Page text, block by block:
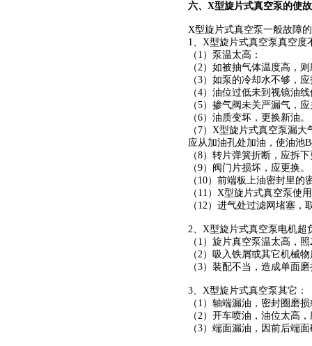
六、 X型旋片式真空泵的使
X型旋片式真空泵一般故障
1、 X型旋片式真空泵真空度
（1）泵温太高：
（2）如被抽气体温度高，
（3）如泵的冷却水不够，
（4）油位过低未到视镜油
（5）掺气阀未关严漏气，
（6）油质变坏，更换新油。
（7） X型旋片式真空泵漏大
应从加油孔处加油，使油池
（8）转片弹簧折断，应拆
（9）阀门片损坏，应更换。
（10）前端板上油密封里
（11） X型旋片式真空泵使
（12）进气处过滤网堵塞，
2、 X型旋片式真空泵 电机超
（1） 旋片真空泵温太高，照
（2）吸入铁屑或其它机械
（3）装配不当，造成单面
3、 X型旋片式真空泵其它：
（1）轴端漏油，密封圈磨
（2）开车喷油，油位太高
（3）端面漏油，因前后端